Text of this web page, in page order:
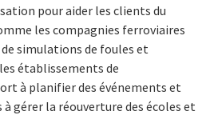
pour aider les clients du
les compagnies ferroviaires
simulations de foules et
établissements de
à planifier des événements et
gérer la réouverture des écoles et